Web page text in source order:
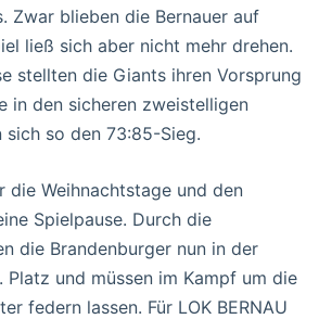
Zwar blieben die Bernauer auf
ließ sich aber nicht mehr drehen.
stellten die Giants ihren Vorsprung
in den sicheren zweistelligen
sich so den 73:85-Sieg.
die Weihnachtstage und den
Spielpause. Durch die
die Brandenburger nun in der
Platz und müssen im Kampf um die
federn lassen. Für LOK BERNAU